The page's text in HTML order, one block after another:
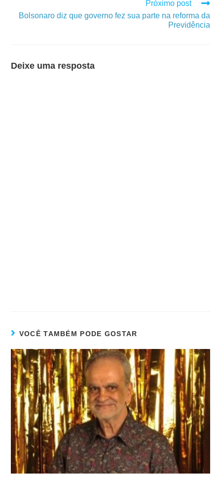
Próximo post
Bolsonaro diz que governo fez sua parte na reforma da
Previdência
Deixe uma resposta
VOCÊ TAMBÉM PODE GOSTAR